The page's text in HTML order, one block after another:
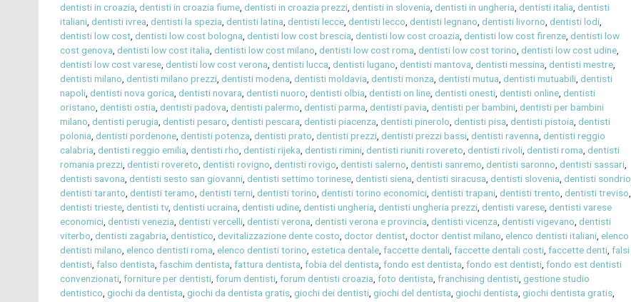
dentisti in croazia ,dentisti in croazia fiume ,dentisti in croazia prezzi ,dentisti in slovenia ,dentisti in ungheria ,dentisti italia ,dentisti
italiani ,dentisti ivrea ,dentisti la spezia ,dentisti latina ,dentisti lecce ,dentisti lecco ,dentisti legnano ,dentisti livorno ,dentisti lodi
dentisti low cost ,dentisti low cost bologna ,dentisti low cost brescia ,dentisti low cost croazia ,dentisti low cost firenze ,dentisti low
cost genova ,dentisti low cost italia ,dentisti low cost milano ,dentisti low cost roma ,dentisti low cost torino ,dentisti low cost udine
dentisti low cost varese ,dentisti low cost verona ,dentisti lucca ,dentisti lugano ,dentisti mantova ,dentisti messina ,dentisti mestre
dentisti milano ,dentisti milano prezzi ,dentisti modena ,dentisti moldavia ,dentisti monza ,dentisti mutua ,dentisti mutuabili ,dentisti
napoli ,dentisti nova gorica ,dentisti novara ,dentisti nuoro ,dentisti olbia ,dentisti on line ,dentisti onesti ,dentisti online ,dentisti
oristano ,dentisti ostia ,dentisti padova ,dentisti palermo ,dentisti parma ,dentisti pavia ,dentisti per bambini ,dentisti per bambini
milano ,dentisti perugia ,dentisti pesaro ,dentisti pescara ,dentisti piacenza ,dentisti pinerolo ,dentisti pisa ,dentisti pistoia ,dentisti
polonia ,dentisti pordenone ,dentisti potenza ,dentisti prato ,dentisti prezzi ,dentisti prezzi bassi ,dentisti ravenna ,dentisti reggio
calabria ,dentisti reggio emilia ,dentisti rho ,dentisti rijeka ,dentisti rimini ,dentisti riuniti rovereto ,dentisti rivoli ,dentisti roma ,dentisti
romania prezzi ,dentisti rovereto ,dentisti rovigno ,dentisti rovigo ,dentisti salerno ,dentisti sanremo ,dentisti saronno ,dentisti sassari
dentisti savona ,dentisti sesto san giovanni ,dentisti settimo torinese ,dentisti siena ,dentisti siracusa ,dentisti slovenia ,dentisti sondrio
dentisti taranto ,dentisti teramo ,dentisti terni ,dentisti torino ,dentisti torino economici ,dentisti trapani ,dentisti trento ,dentisti treviso
dentisti trieste ,dentisti tv,dentisti ucraina ,dentisti udine ,dentisti ungheria ,dentisti ungheria prezzi ,dentisti varese ,dentisti varese
economici ,dentisti venezia ,dentisti vercelli ,dentisti verona ,dentisti verona e provincia ,dentisti vicenza ,dentisti vigevano ,dentisti
viterbo ,dentisti zagabria ,dentistico ,devitalizzazione dente costo ,doctor dentist ,doctor dentist milano ,elenco dentisti italiani ,elenco
dentisti milano ,elenco dentisti roma ,elenco dentisti torino ,estetica dentale ,faccette dentali ,faccette dentali costi ,faccette denti ,falsi
dentisti ,falso dentista ,faschim dentista ,fattura dentista ,fobia del dentista ,fondo est dentista ,fondo est dentisti ,fondo est dentisti
convenzionati ,forniture per dentisti ,forum dentisti ,forum dentisti croazia ,foto dentista ,franchising dentisti ,gestione studio
dentistico ,giochi da dentista ,giochi da dentista gratis ,giochi dei dentisti ,giochi del dentista ,giochi dentista ,giochi dentista gratis